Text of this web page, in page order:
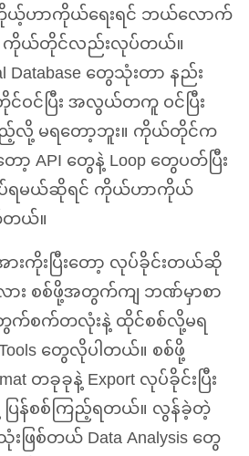
ယ့်ဟာကိုယ်ရေးရင် ဘယ်လောက်
ကိုယ်တိုင်လည်းလုပ်တယ်။
Database တွေသုံးတာ နည်း
င်ပြီး အလွယ်တကူ ဝင်ပြီး
ည့်လို့ မရတော့ဘူး။ ကိုယ်တိုင်က
ာ့APIတွေနဲ့ Loop တွေပတ်ပြီး
လုပ်ရမယ်ဆိုရင် ကိုယ်ဟာကိုယ်
ယ်။
ကိုးပြီးတော့ လုပ်ခိုင်းတယ်ဆို
ား စစ်ဖို့အတွက်ကျ ဘဏ်မှာစာ
က်စက်တလုံးနဲ့ ထိုင်စစ်လို့မရ
တွေလိုပါတယ်။ စစ်ဖို့
တခုခုနဲ့ Export လုပ်ခိုင်းပြီး
န်စစ်ကြည့်ရတယ်။ လွန်ခဲ့တဲ့
ဖြစ်တယ် Data Analysis တွေ